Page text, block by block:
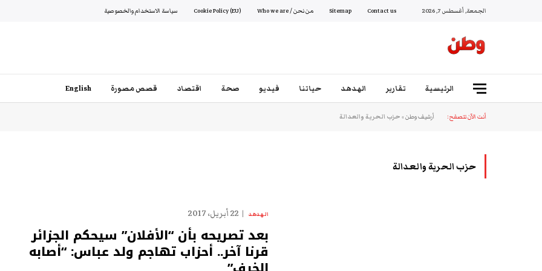
الجمعة, أغسطس 7, 2026 Contact us
Sitemap من نحن / Who we are Cookie Policy (EU) سياسة الاستخدام والخصوصية
الرئيسية تقارير الهدهد حياتنا فيديو صحة اقتصاد قصص مصورة English
أنت الآن تتصفح: أرشيف وطن»حزب الحرية والعدالة
حزب الحرية والعدالة
الهدهد 22 أبريل، 2017
بعد تصريحه بأن “الأفلان” سيحكم الجزائر
قرنا آخر.. أحزاب تهاجم ولد عباس: “أصابه